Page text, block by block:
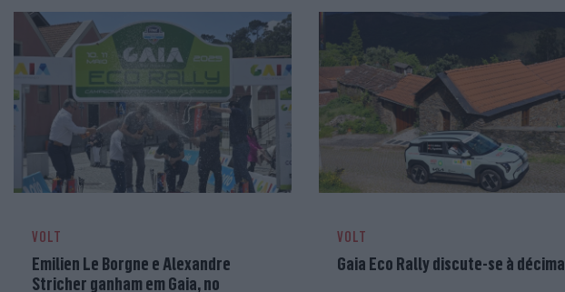
VOLT
Emilien Le Borgne e Alexandre
Stricher ganham em Gaia, no
VOLT
Gaia Eco Rally discute-se à décima